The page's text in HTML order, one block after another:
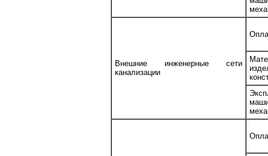
Внешние инженерные сети
канализации